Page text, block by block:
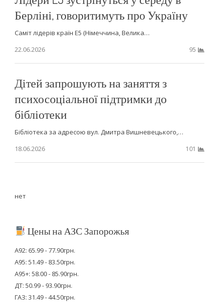
Берліні, говоритимуть про Україну
Саміт лідерів країн Е5 (Німеччина, Велика…
22.06.2026
95
Дітей запрошують на заняття з
психосоціальної підтримки до
бібліотеки
Бібліотека за адресою вул. Дмитра Вишневецького,…
18.06.2026
101
нет
Цены на АЗС Запорожья
А92: 65.99 - 77.90грн.
А95: 51.49 - 83.50грн.
А95+: 58.00 - 85.90грн.
ДТ: 50.99 - 93.90грн.
ГАЗ: 31.49 - 44.50грн.